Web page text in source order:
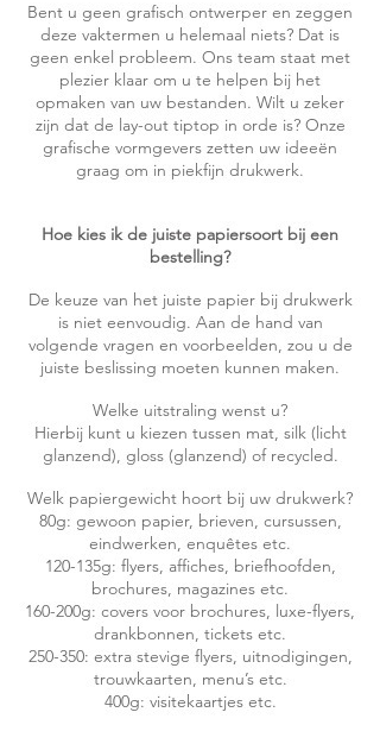
Bent u geen grafisch ontwerper en zeggen
deze vaktermen u helemaal niets? Dat is
geen enkel probleem. Ons team staat met
plezier klaar om u te helpen bij het
opmaken van uw bestanden. Wilt u zeker
zijn dat de lay-out tiptop in orde is? Onze
grafische vormgevers zetten uw ideeën
graag om in piekfijn drukwerk.
Hoe kies ik de juiste papiersoort bij een
bestelling?
De keuze van het juiste papier bij drukwerk
is niet eenvoudig. Aan de hand van
volgende vragen en voorbeelden, zou u de
juiste beslissing moeten kunnen maken.
Welke uitstraling wenst u?
Hierbij kunt u kiezen tussen mat, silk (licht
glanzend), gloss (glanzend) of recycled.
Welk papiergewicht hoort bij uw drukwerk?
80g: gewoon papier, brieven, cursussen,
eindwerken, enquêtes etc.
120-135g: flyers, affiches, briefhoofden,
brochures, magazines etc.
160-200g: covers voor brochures, luxe-flyers,
drankbonnen, tickets etc.
250-350: extra stevige flyers, uitnodigingen,
trouwkaarten, menu’s etc.
400g: visitekaartjes etc.